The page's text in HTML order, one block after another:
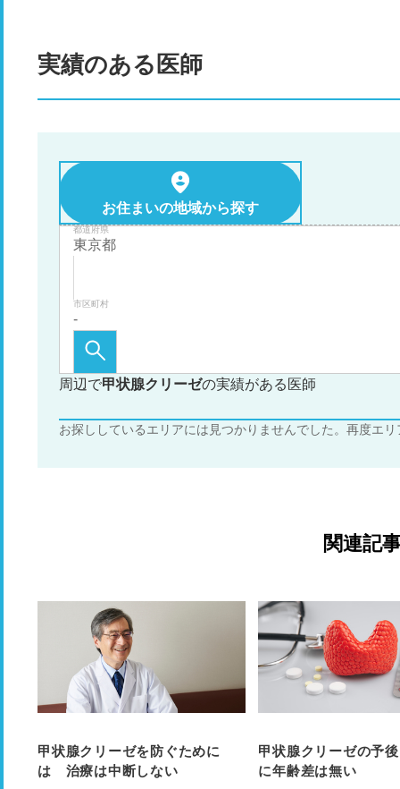
実績のある医師
お住まいの地域から探す
都道府県
市区町村
周辺で甲状腺クリーゼの実績がある医師
お探ししているエリアには見つかりませんでした。再度エ
関連記
甲状腺クリーゼを防ぐために
は 治療は中断しない
甲状腺クリーゼの予
に年齢差は無い